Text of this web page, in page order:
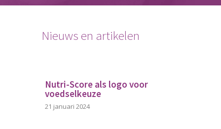
Nieuws en artikelen
Nutri-Score als logo voor
voedselkeuze
21 januari 2024